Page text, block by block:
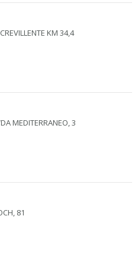
KM 34,4
MEDITERRANEO, 3
81